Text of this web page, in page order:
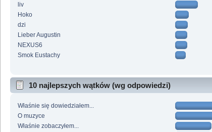
liv
Hoko
dzi
Lieber Augustin
NEXUS6
Smok Eustachy
10 najlepszych wątków (wg odpowiedzi)
Właśnie się dowiedziałem...
O muzyce
Właśnie zobaczyłem...